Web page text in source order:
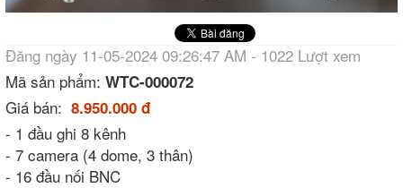
Đăng ngày 11-05-2024 09:26:47 AM - 1022 Lượt xem
Mã sản phẩm: WTC-000072
Giá bán: 8.950.000 đ
- 1 đầu ghi 8 kênh
- 7 camera (4 dome, 3 thân)
- 16 đầu nối BNC